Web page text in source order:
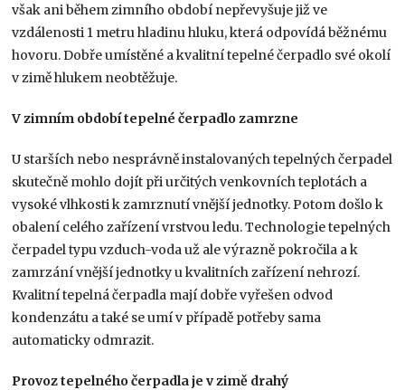
však ani během zimního období nepřevyšuje již ve
vzdálenosti 1 metru hladinu hluku, která odpovídá běžnému
hovoru. Dobře umístěné a kvalitní tepelné čerpadlo své okolí
v zimě hlukem neobtěžuje.
V zimním období tepelné čerpadlo zamrzne
U starších nebo nesprávně instalovaných tepelných čerpadel
skutečně mohlo dojít při určitých venkovních teplotách a
vysoké vlhkosti k zamrznutí vnější jednotky. Potom došlo k
obalení celého zařízení vrstvou ledu. Technologie tepelných
čerpadel typu vzduch-voda už ale výrazně pokročila a k
zamrzání vnější jednotky u kvalitních zařízení nehrozí.
Kvalitní tepelná čerpadla mají dobře vyřešen odvod
kondenzátu a také se umí v případě potřeby sama
automaticky odmrazit.
Provoz tepelného čerpadla je v zimě drahý